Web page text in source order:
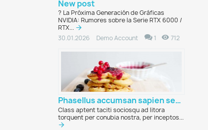
New post
?️ La Próxima Generación de Gráficas
NVIDIA: Rumores sobre la Serie RTX 6000 /
RTX...
30.01.2026
Demo Account 712
1
Phasellus accumsan sapien sed malesuada lobortis
Class aptent taciti sociosqu ad litora
torquent per conubia nostra, per inceptos...